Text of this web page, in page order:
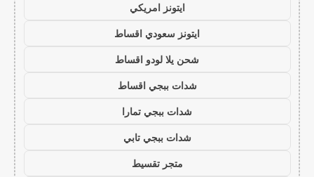
ايتونز امريكي
ايتونز سعودي اقساط
شحن يلا لودو اقساط
شدات ببجي اقساط
شدات ببجي تمارا
شدات ببجي تابي
متجر تقسيط